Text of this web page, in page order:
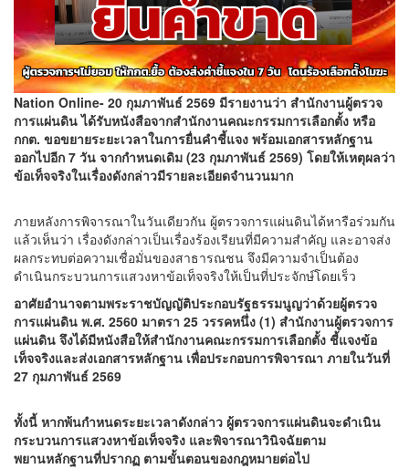
Nation Online- 20 กุมภาพันธ์ 2569 มีรายงานว่า สำนักงานผู้ตรวจ
การแผ่นดิน ได้รับหนังสือจากสำนักงานคณะกรรมการเลือกตั้ง หรือ
กกต. ขอขยายระยะเวลาในการยื่นคำชี้แจง พร้อมเอกสารหลักฐาน
ออกไปอีก 7 วัน จากกำหนดเดิม (23 กุมภาพันธ์ 2569) โดยให้เหตุผลว่า
ข้อเท็จจริงในเรื่องดังกล่าวมีรายละเอียดจำนวนมาก
ภายหลังการพิจารณาในวันเดียวกัน ผู้ตรวจการแผ่นดินได้หารือร่วมกัน
แล้วเห็นว่า เรื่องดังกล่าวเป็นเรื่องร้องเรียนที่มีความสำคัญ และอาจส่ง
ผลกระทบต่อความเชื่อมั่นของสาธารณชน จึงมีความจำเป็นต้อง
ดำเนินกระบวนการแสวงหาข้อเท็จจริงให้เป็นที่ประจักษ์โดยเร็ว
อาศัยอำนาจตามพระราชบัญญัติประกอบรัฐธรรมนูญว่าด้วยผู้ตรวจ
การแผ่นดิน พ.ศ. 2560 มาตรา 25 วรรคหนึ่ง (1) สำนักงานผู้ตรวจการ
แผ่นดิน จึงได้มีหนังสือให้สำนักงานคณะกรรมการเลือกตั้ง ชี้แจงข้อ
เท็จจริงและส่งเอกสารหลักฐาน เพื่อประกอบการพิจารณา ภายในวันที่
27 กุมภาพันธ์ 2569
ทั้งนี้ หากพ้นกำหนดระยะเวลาดังกล่าว ผู้ตรวจการแผ่นดินจะดำเนิน
กระบวนการแสวงหาข้อเท็จจริง และพิจารณาวินิจฉัยตาม
พยานหลักฐานที่ปรากฏ ตามขั้นตอนของกฎหมายต่อไป